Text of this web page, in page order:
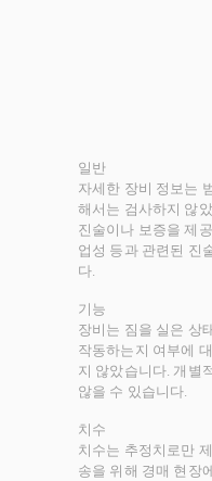
일반
자세한 장비 정보는
해서는 검사하지 않
진술이나 보증을 제
업성 등과 관련된 진
다.
기능
장비는 짐을 실은 상
작동하는지 여부에
지 않았습니다. 개별
않을 수 있습니다.
치수
치수는 추정치로만
송을 위해 경매 현장